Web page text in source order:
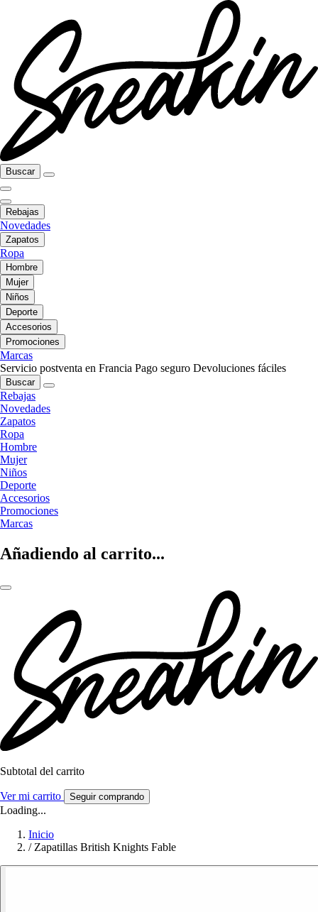
Buscar
Rebajas
Novedades
Zapatos
Ropa
Hombre
Mujer
Niños
Deporte
Accesorios
Promociones
Marcas
Servicio postventa en Francia Pago seguro Devoluciones fáciles
Buscar
Rebajas
Novedades
Zapatos
Ropa
Hombre
Mujer
Niños
Deporte
Accesorios
Promociones
Marcas
Añadiendo al carrito...
Subtotal del carrito
Ver mi carrito Seguir comprando
Loading...
Inicio
/ Zapatillas British Knights Fable